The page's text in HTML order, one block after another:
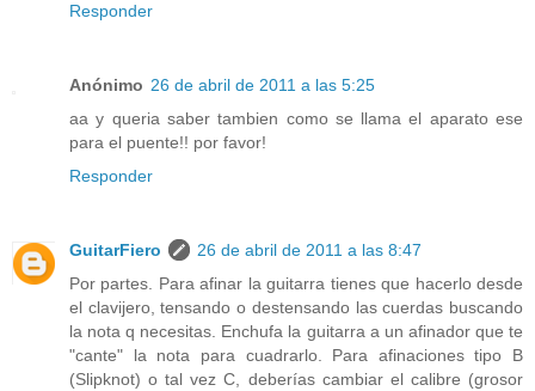
Responder
Anónimo 26 de abril de 2011 a las 5:25
aa y queria saber tambien como se llama el aparato ese
para el puente!! por favor!
Responder
GuitarFiero
26 de abril de 2011 a las 8:47
Por partes. Para afinar la guitarra tienes que hacerlo desde
el clavijero, tensando o destensando las cuerdas buscando
la nota q necesitas. Enchufa la guitarra a un afinador que te
"cante" la nota para cuadrarlo. Para afinaciones tipo B
(Slipknot) o tal vez C, deberías cambiar el calibre (grosor